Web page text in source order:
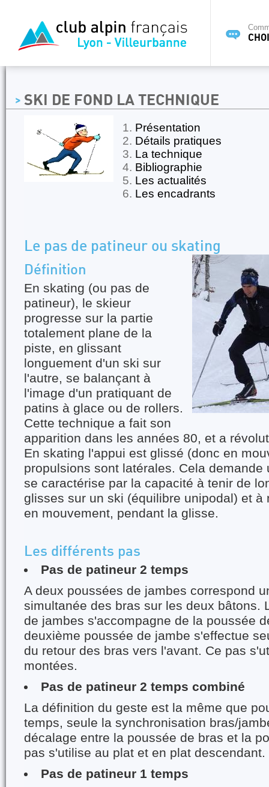
SKI DE FOND LA TECHNIQUE
Présentation
Détails pratiques
La technique
Bibliographie
Les actualités
Les encadrants
Le pas de patineur ou skating
Définition
En skating (ou pas de
patineur), le skieur
progresse sur la partie
totalement plane de la
piste, en glissant
longuement d'un ski sur
l'autre, se balançant à
l'image d'un pratiquant de
patins à glace ou de rollers.
Cette technique a fait son
apparition dans les années 80, et a
En skating l'appui est glissé (donc en
propulsions sont latérales. Cela demande
se caractérise par la capacité à tenir de
glisses sur un ski (équilibre unipodal) et à
en mouvement, pendant la glisse.
Les différents pas
Pas de patineur 2 temps
A deux poussées de jambes correspond
simultanée des bras sur les deux bâtons.
de jambes s'accompagne de la poussée
deuxième poussée de jambe s'effectue
du retour des bras vers l'avant. Ce pas
montées.
Pas de patineur 2 temps combiné
La définition du geste est la même que
temps, seule la synchronisation bras/
décalage entre la poussée de bras et la
pas s'utilise au plat et en plat descendant.
Pas de patineur 1 temps